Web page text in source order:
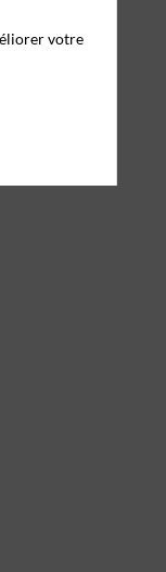
navigateur
votre